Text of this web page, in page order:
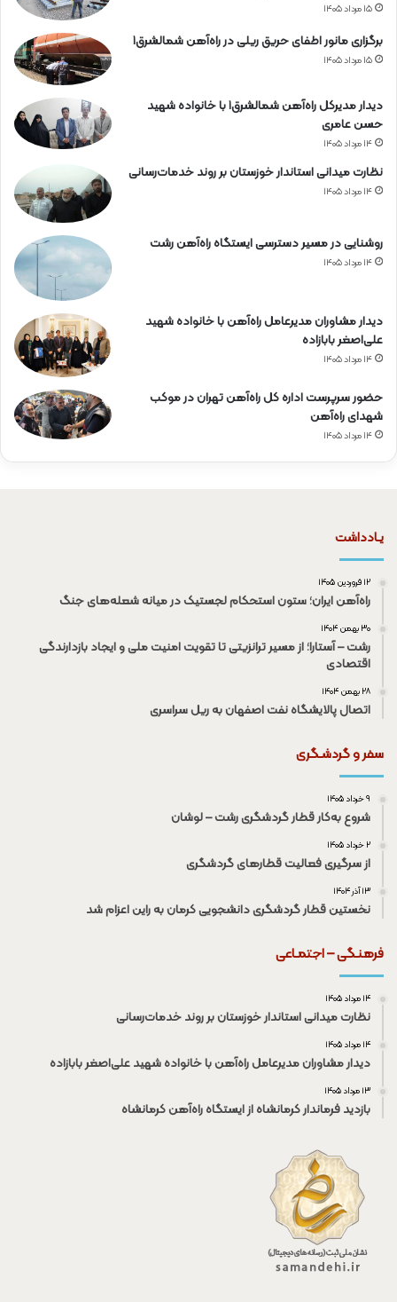
۱۵ مرداد ۱۴۰۵
برگزاری مانور اطفای حریق ریلی در راه‌آهن شمالشرق۱
۱۵ مرداد ۱۴۰۵
دیدار مدیرکل راه‌آهن شمالشرق۱ با خانواده شهید
حسن عامری
۱۴ مرداد ۱۴۰۵
نظارت میدانی استاندار خوزستان بر روند خدمات‌رسانی
۱۴ مرداد ۱۴۰۵
روشنایی در مسیر دسترسی ایستگاه راه‌آهن رشت
۱۴ مرداد ۱۴۰۵
دیدار مشاوران مدیرعامل راه‌آهن با خانواده شهید
علی‌اصغر بابازاده
۱۴ مرداد ۱۴۰۵
حضور سرپرست اداره کل راه‌آهن تهران در موکب
شهدای راه‌آهن
۱۴ مرداد ۱۴۰۵
یـادداشت
۱۲ فروردین ۱۴۰۵
راه‌آهن ایران؛ ستون استحکام لجستیک در میانه شعله‌های جنگ
۳۰ بهمن ۱۴۰۴
رشت – آستارا؛ از مسیر ترانزیتی تا تقویت امنیت ملی و ایجاد بازدارندگی
اقتصادی
۲۸ بهمن ۱۴۰۴
اتصال پالایشگاه نفت اصفهان به ریل سراسری
سفر و گردشـگری
۹ خرداد ۱۴۰۵
شروع به‌کار قطار گردشگری رشت – لوشان
۲ خرداد ۱۴۰۵
از سرگیری فعالیت قطار‌های گردشگری
۱۳ آذر ۱۴۰۴
نخستین قطار گردشگری دانشجویی کرمان به راین اعزام شد
فرهنـگی – اجتمـاعی
۱۴ مرداد ۱۴۰۵
نظارت میدانی استاندار خوزستان بر روند خدمات‌رسانی
۱۴ مرداد ۱۴۰۵
دیدار مشاوران مدیرعامل راه‌آهن با خانواده شهید علی‌اصغر بابازاده
۱۳ مرداد ۱۴۰۵
بازدید فرماندار کرمانشاه از ایستگاه راه‌آهن کرمانشاه